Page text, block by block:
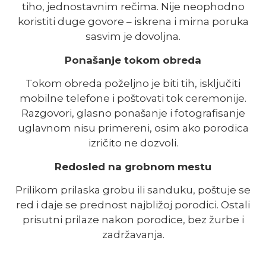
tiho, jednostavnim rečima. Nije neophodno
koristiti duge govore – iskrena i mirna poruka
sasvim je dovoljna.
Ponašanje tokom obreda
Tokom obreda poželjno je biti tih, isključiti
mobilne telefone i poštovati tok ceremonije.
Razgovori, glasno ponašanje i fotografisanje
uglavnom nisu primereni, osim ako porodica
izričito ne dozvoli.
Redosled na grobnom mestu
Prilikom prilaska grobu ili sanduku, poštuje se
red i daje se prednost najbližoj porodici. Ostali
prisutni prilaze nakon porodice, bez žurbe i
zadržavanja.